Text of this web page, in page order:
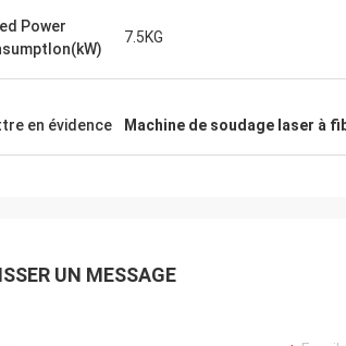
Power
7.5KG
en évidence Machine de soudage laser à
UN MESSAGE